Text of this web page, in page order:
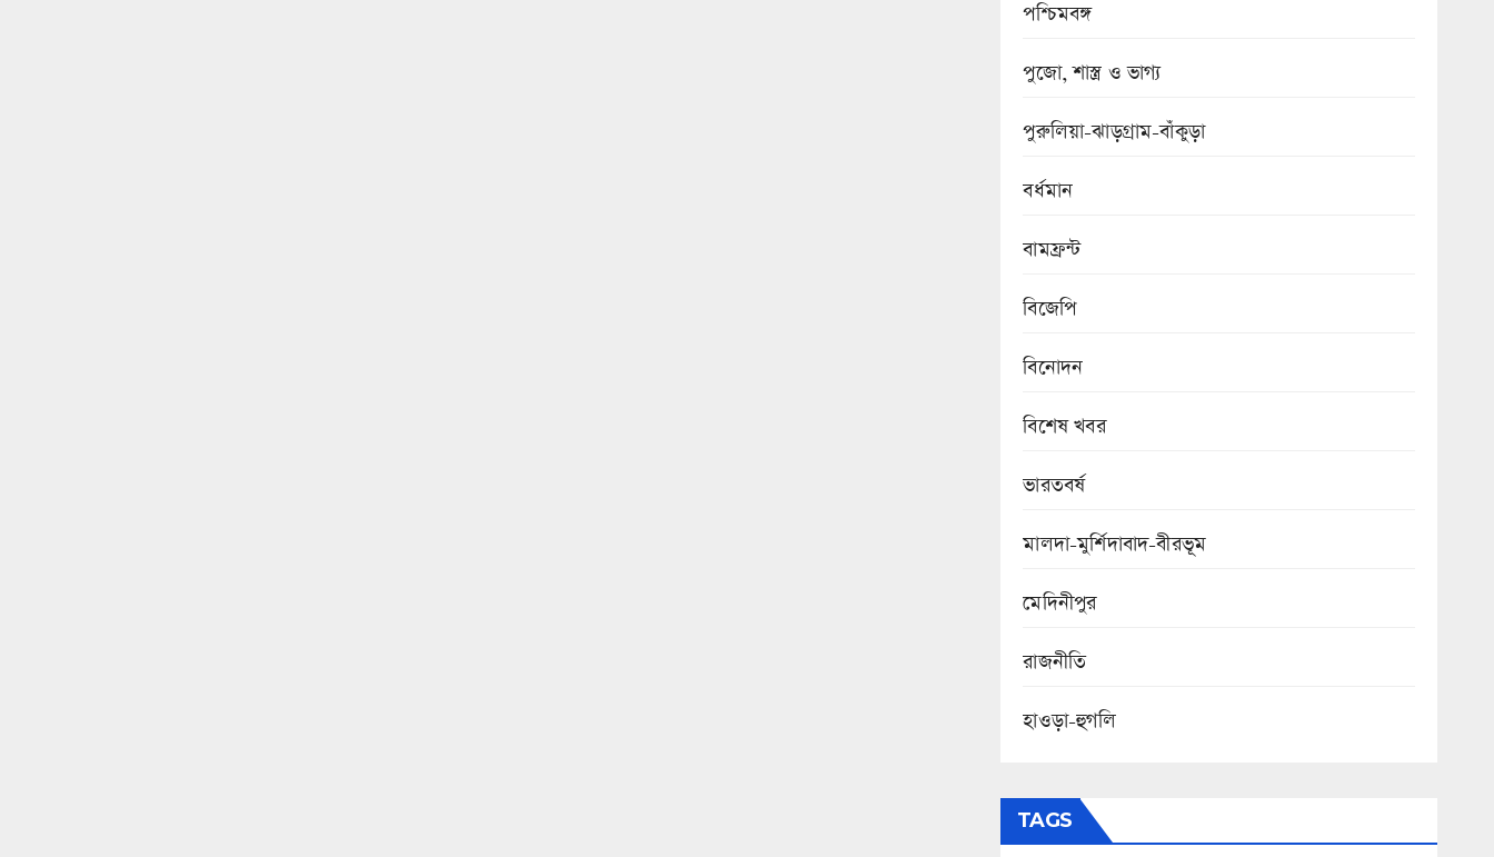
পশ্চিমবঙ্গ
পুজো, শাস্ত্র ও ভাগ্য
পুরুলিয়া-ঝাড়গ্রাম-বাঁকুড়া
বর্ধমান
বামফ্রন্ট
বিজেপি
বিনোদন
বিশেষ খবর
ভারতবর্ষ
মালদা-মুর্শিদাবাদ-বীরভূম
মেদিনীপুর
রাজনীতি
হাওড়া-হুগলি
TAGS